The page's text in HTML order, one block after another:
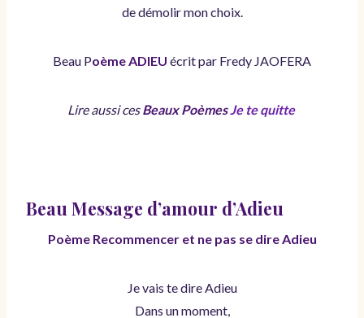
de démolir mon choix.
Beau Poème ADIEU écrit par Fredy JAOFERA
Lire aussi cesBeaux PoèmesJe te quitte
Beau Message d’amour d’Adieu
Poème Recommencer et ne pas se dire Adieu
Je vais te dire Adieu
Dans un moment,